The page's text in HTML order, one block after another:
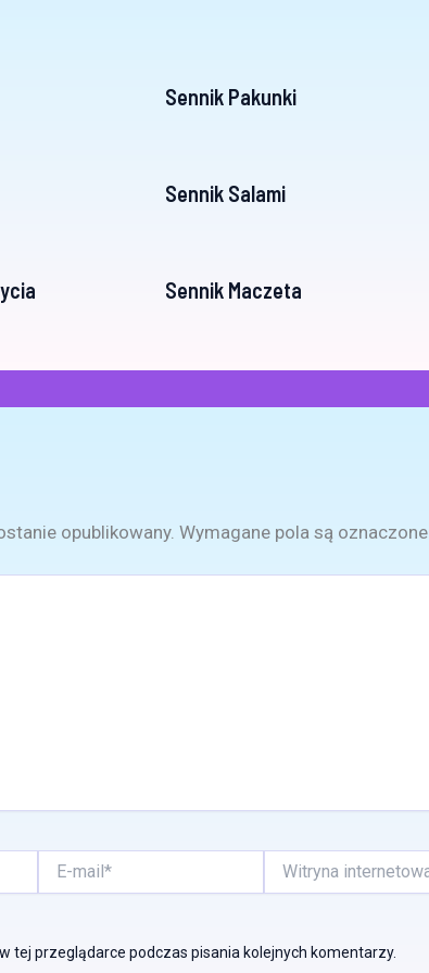
Sennik Pakunki
Sennik Salami
Sennik Maczeta
opublikowany. Wymagane pola są oznaczone
mail*
internetowa
tej przeglądarce podczas pisania kolejnych komentarzy.